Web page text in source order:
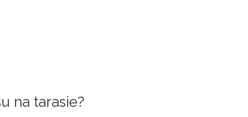
na tarasie?